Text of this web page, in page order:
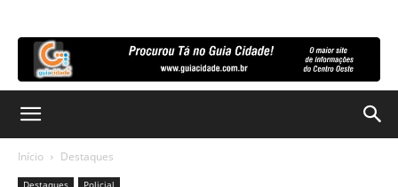
Início Destaques
Destaques Policial